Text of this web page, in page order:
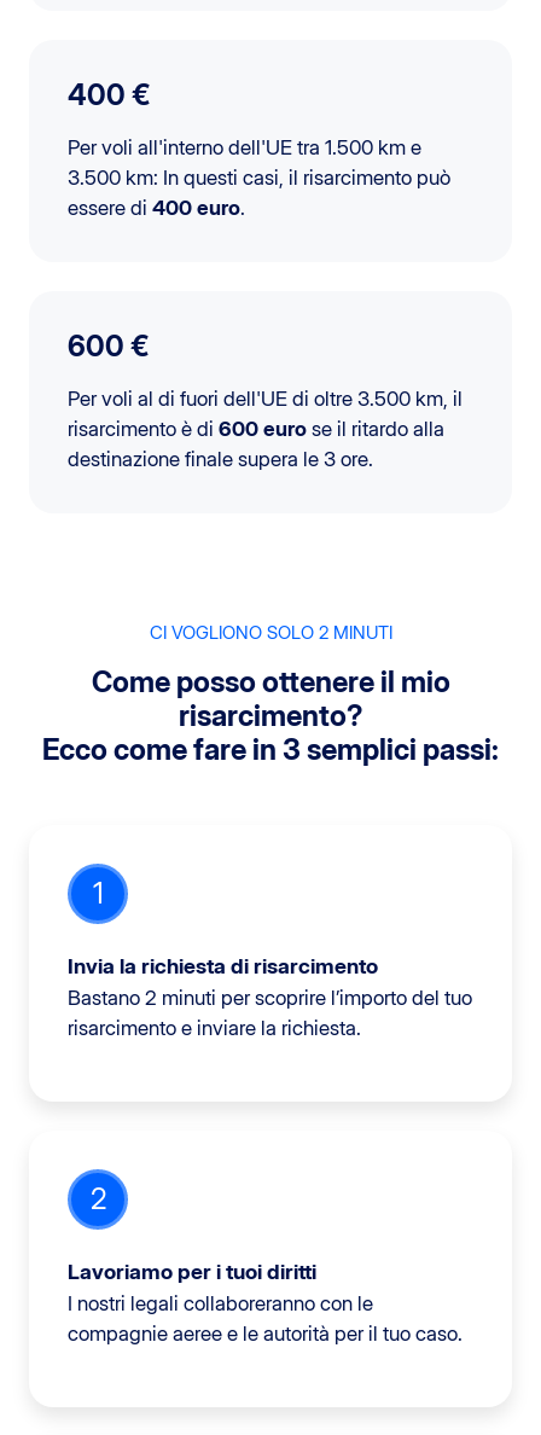
400 €
Per voli all'interno dell'UE tra 1.500 km e
3.500 km: In questi casi, il risarcimento può
essere di 400 euro.
600 €
Per voli al di fuori dell'UE di oltre 3.500 km, il
risarcimento è di 600 euro se il ritardo alla
destinazione finale supera le 3 ore.
CI VOGLIONO SOLO 2 MINUTI
Come posso ottenere il mio
risarcimento?
Ecco come fare in 3 semplici passi:
1
Invia la richiesta di risarcimento
Bastano 2 minuti per scoprire l’importo del tuo
risarcimento e inviare la richiesta.
2
Lavoriamo per i tuoi diritti
I nostri legali collaboreranno con le
compagnie aeree e le autorità per il tuo caso.